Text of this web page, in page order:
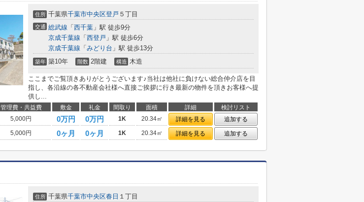
住所 千葉県千葉市中央区登戸 ５丁目
交通 総武線 「 西千葉 」駅 徒歩9分
京成千葉線 「 西登戸 」駅 徒歩6分
京成千葉線 「 みどり台 」駅 徒歩13分
築年 築10年 階数 2階建 構造 木造
ここまでご覧頂きありがとうございます♪当社は他社に負けない総合仲介店を目
指し、各沿線の各不動産会社様へ直接ご挨拶に行き最新の物件を頂きお客様へ提
供し...
管理費・共益費 敷金 礼金 間取り 面積 詳細
検討リスト
5,000円 0万円 0万円 1K 20.34㎡ 詳細を見る
追加する
5,000円 0ヶ月 0ヶ月 1K 20.34㎡ 詳細を見る 追加する
住所 千葉県千葉市中央区春日 １丁目